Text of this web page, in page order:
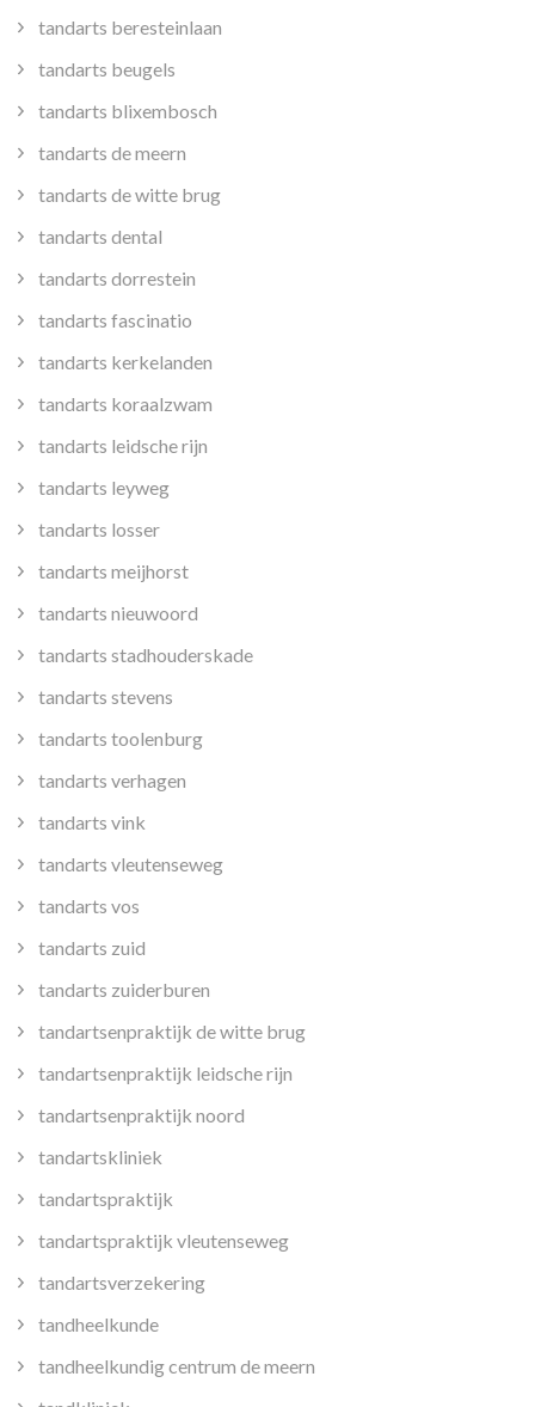
tandarts beresteinlaan
tandarts beugels
tandarts blixembosch
tandarts de meern
tandarts de witte brug
tandarts dental
tandarts dorrestein
tandarts fascinatio
tandarts kerkelanden
tandarts koraalzwam
tandarts leidsche rijn
tandarts leyweg
tandarts losser
tandarts meijhorst
tandarts nieuwoord
tandarts stadhouderskade
tandarts stevens
tandarts toolenburg
tandarts verhagen
tandarts vink
tandarts vleutenseweg
tandarts vos
tandarts zuid
tandarts zuiderburen
tandartsenpraktijk de witte brug
tandartsenpraktijk leidsche rijn
tandartsenpraktijk noord
tandartskliniek
tandartspraktijk
tandartspraktijk vleutenseweg
tandartsverzekering
tandheelkunde
tandheelkundig centrum de meern